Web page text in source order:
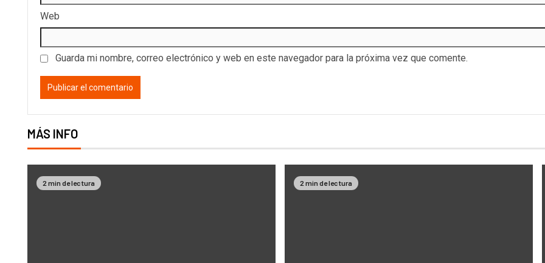
Web
Guarda mi nombre, correo electrónico y web en este navegador para la próxima vez que comente.
MÁS INFO
2 min de lectura 2 min de lectura